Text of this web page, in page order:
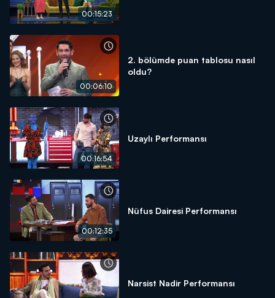
00:15:23
00:06:10
2. bölümde puan tablosu nasıl
oldu?
00:16:54
Uzaylı Performansı
00:12:35
Nüfus Dairesi Performansı
Narsist Nadir Performansı